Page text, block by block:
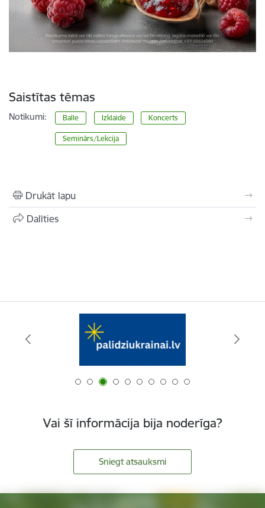
Saistītas tēmas
Notikumi: Balle Izklaide Koncerts
Seminārs/Lekcija
Drukāt lapu
Dalīties
Vai šī informācija bija noderīga?
Sniegt atsauksmi